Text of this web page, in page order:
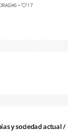
• 17
y sociedad actual /